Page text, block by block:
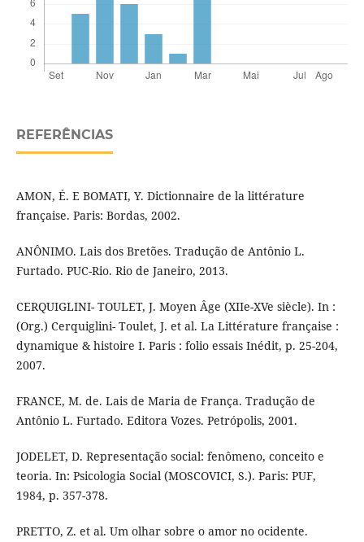
REFERÊNCIAS
AMON, É. E BOMATI, Y. Dictionnaire de la littérature
française. Paris: Bordas, 2002.
ANÔNIMO. Lais dos Bretões. Tradução de Antônio L.
Furtado. PUC-Rio. Rio de Janeiro, 2013.
CERQUIGLINI- TOULET, J. Moyen Âge (XIIe-XVe siècle). In :
(Org.) Cerquiglini- Toulet, J. et al. La Littérature française :
dynamique & histoire I. Paris : folio essais Inédit, p. 25-204,
2007.
FRANCE, M. de. Lais de Maria de França. Tradução de
Antônio L. Furtado. Editora Vozes. Petrópolis, 2001.
JODELET, D. Representação social: fenômeno, conceito e
teoria. In: Psicologia Social (MOSCOVICI, S.). Paris: PUF,
1984, p. 357-378.
PRETTO, Z. et al. Um olhar sobre o amor no ocidente.